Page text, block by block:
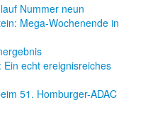
Nummer neun
Mega-Wochenende in
echt ereignisreiches
51. Homburger-ADAC